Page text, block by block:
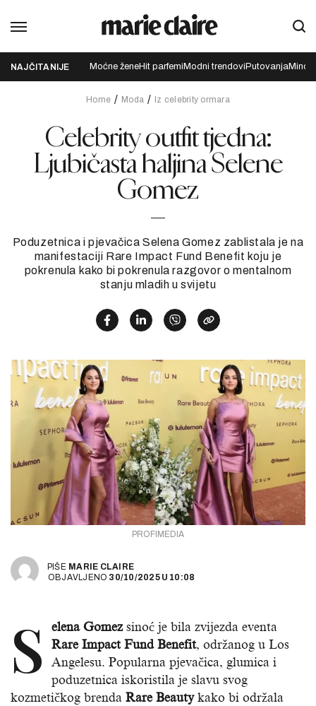
NAJČITANIJE Moćne ženeHit parfemi Modni trendovi Putovanja
Home Moda Iz celebrity ormara
Celebrity outfit tjedna:
Ljubičasta haljina Selene
Gomez
Poduzetnica i pjevačica Selena Gomez zablistala je na
manifestaciji Rare Impact Fund Benefit koju je
pokrenula kako bi pokrenula razgovor o mentalnom
stanju mladih u svijetu
PROFIMEDIA
PIŠE MARIE CLAIRE
OBJAVLJENO 30/10/2025 U 10:08
S elena Gomez sinoć je bila zvijezda eventa
Rare Impact Fund Benefit, održanog u Los
Angelesu. Popularna pjevačica, glumica i
poduzetnica iskoristila je slavu svog
kozmetičkog brenda Rare Beautykako bi održala